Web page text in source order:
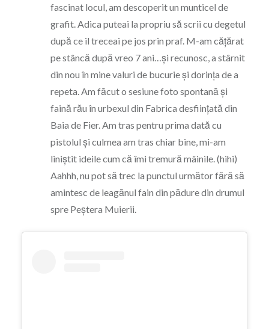
fascinat locul, am descoperit un munticel de
grafit. Adica puteai la propriu să scrii cu degetul
după ce il treceai pe jos prin praf. M-am cățărat
pe stâncă după vreo 7 ani…și recunosc, a stârnit
din nou în mine valuri de bucurie și dorința de a
repeta. Am făcut o sesiune foto spontană și
faină rău în urbexul din Fabrica desființată din
Baia de Fier. Am tras pentru prima dată cu
pistolul și culmea am tras chiar bine, mi-am
liniștit ideile cum că îmi tremură mâinile. (hihi)
Aahhh, nu pot să trec la punctul următor fără să
amintesc de leagănul fain din pădure din drumul
spre Peștera Muierii.